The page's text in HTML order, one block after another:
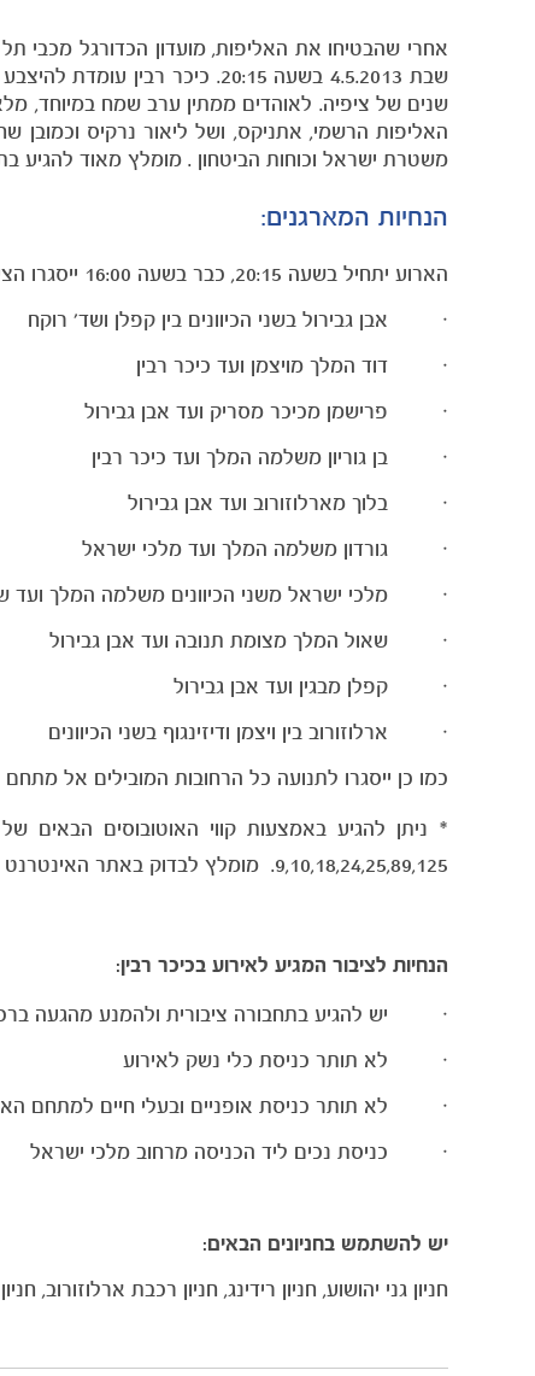
אחרי שהבטיחו את האליפות, מועדון הכדורגל מכבי
שבת 4.5.2013 בשעה 20:15.
שנים של ציפיה. לאוהדים ממתין ערב שמח במיוחד,
האליפות הרשמי, אתניקס, ושל ליאור נרקיס וכמובן
משטרת ישראל וכוחות הביטחון . מומלץ מאוד להגיע
הנחיות המארגנים:
הארוע יתחיל בשעה 20:15, כבר בשעה 16:00 ייסגרו הצירים הבאים:
· אבן גבירול בשני הכיוונים בין קפלן ושד' רוקח
· דוד המלך מויצמן ועד כיכר רבין
· פרישמן מכיכר מסריק ועד אבן גבירול
· בן גוריון משלמה המלך ועד כיכר רבין
· בלוך מארלוזורוב ועד אבן גבירול
· גורדון משלמה המלך ועד מלכי ישראל
· מלכי ישראל משני הכיוונים משלמה המלך ועד
· שאול המלך מצומת תנובה ועד אבן גבירול
· קפלן מבגין ועד אבן גבירול
· ארלוזורוב בין ויצמן ודיזינגוף בשני הכיוונים
כמו כן ייסגרו לתנועה כל הרחובות המובילים אל מתחם
* ניתן להגיע באמצעות קווי האוטובוסים
9,10,18,24,25,89,125.
מומלץ לבדוק באתר
הנחיות לציבור המגיע לאירוע בכיכר רבין:
· יש להגיע בתחבורה ציבורית ולהמנע מהגעה
· לא תותר כניסת כלי נשק לאירוע
· לא תותר כניסת אופניים ובעלי חיים למתחם
· כניסת נכים ליד הכניסה מרחוב מלכי ישראל
יש להשתמש בחניונים הבאים:
חניון גני יהושוע, חניון רידינג, חניון רכבת ארלוזורוב,